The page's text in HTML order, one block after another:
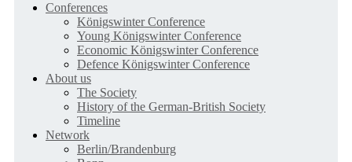
Conferences
Königswinter Conference
Young Königswinter Conference
Economic Königswinter Conference
Defence Königswinter Conference
About us
The Society
History of the German-British Society
Timeline
Network
Berlin/Brandenburg